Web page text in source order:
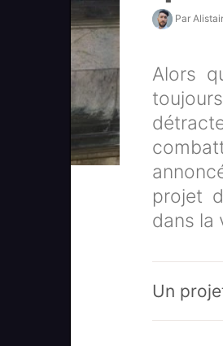
Par
Alors
projet
dans la
Un